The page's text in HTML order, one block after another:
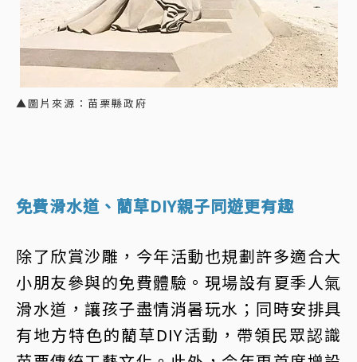
▲圖片來源：苗栗縣政府
免費滑水道、藺草DIY親子同遊更有趣
除了欣賞沙雕，今年活動也規劃許多適合大
小朋友參與的免費體驗。現場設有夏季人氣
滑水道，讓孩子盡情消暑玩水；同時安排具
有地方特色的藺草DIY活動，帶領民眾認識